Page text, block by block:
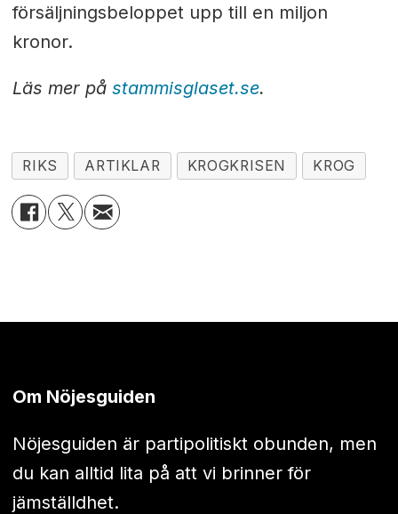
försäljningsbeloppet upp till en miljon
kronor.
Läs mer på stammisglaset.se.
RIKS ARTIKLAR KROGKRISEN KROG
Om Nöjesguiden
Nöjesguiden är partipolitiskt obunden, men
du kan alltid lita på att vi brinner för
jämställdhet.